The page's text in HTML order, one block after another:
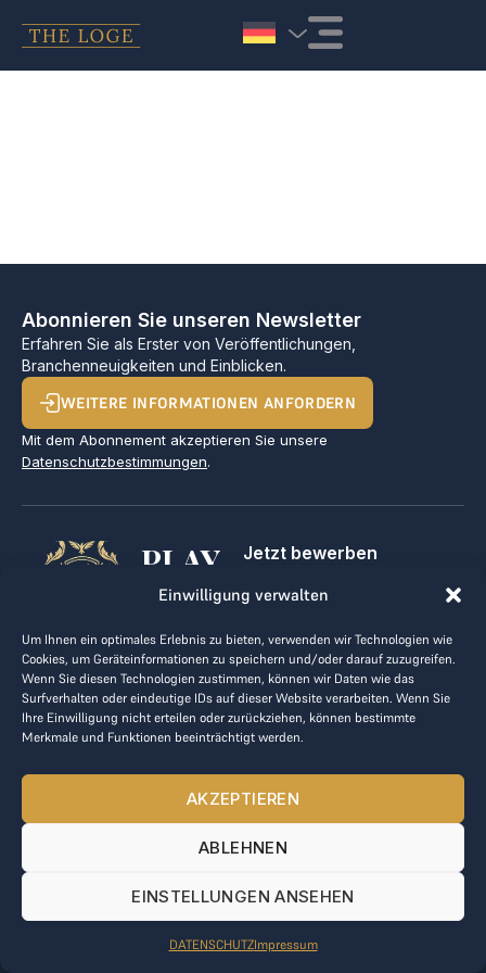
Einwilligung verwalten
Um Ihnen ein optimales Erlebnis zu bieten, verwenden wir Technologien wie
Cookies, um Geräteinformationen zu speichern und/oder darauf zuzugreifen.
Wenn Sie diesen Technologien zustimmen, können wir Daten wie das
Surfverhalten oder eindeutige IDs auf dieser Website verarbeiten. Wenn Sie
Ihre Einwilligung nicht erteilen oder zurückziehen, können bestimmte
Merkmale und Funktionen beeinträchtigt werden.
AKZEPTIEREN
ABLEHNEN
EINSTELLUNGEN ANSEHEN
DATENSCHUTZImpressum
Abonnieren Sie unseren Newsletter
Erfahren Sie als Erster von Veröffentlichungen,
Branchenneuigkeiten und Einblicken.
WEITERE INFORMATIONEN ANFORDERN
Mit dem Abonnement akzeptieren Sie unsere
Datenschutzbestimmungen.
PLAY
GOLF,
MAKE
BUSINESS
Jetzt bewerben
Kontakt
AGB
Datenrichtlinie
kontakt@the-loge.com
Unser freundliches Team hilft Ihnen gerne weiter.
Mo-Fr von 8:00 bis 17:00 Uhr.
© 2025 The LOGE. Alle Rechte vorbehalten.